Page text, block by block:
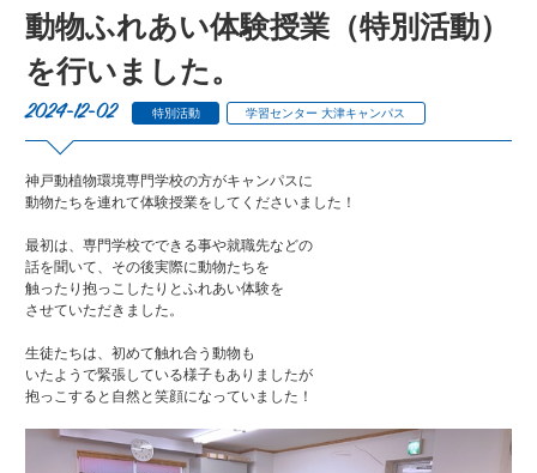
動物ふれあい体験授業（特別活動）
を行いました。
2024-12-02 特別活動 学習センター 大津キャンパス
神戸動植物環境専門学校の方がキャンパスに
動物たちを連れて体験授業をしてくださいました！
最初は、専門学校でできる事や就職先などの
話を聞いて、その後実際に動物たちを
触ったり抱っこしたりとふれあい体験を
させていただきました。
生徒たちは、初めて触れ合う動物も
いたようで緊張している様子もありましたが
抱っこすると自然と笑顔になっていました！